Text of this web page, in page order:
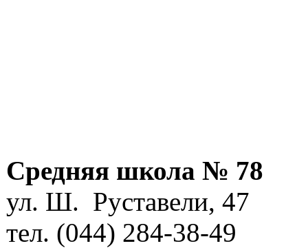
Средняя школа № 78
ул. Ш. Руставели, 47
тел. (044) 284-38-49